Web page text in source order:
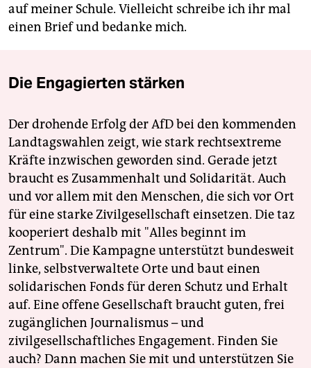
auf meiner Schule. Vielleicht schreibe ich ihr mal
einen Brief und bedanke mich.
Die Engagierten stärken
Der drohende Erfolg der AfD bei den kommenden
Landtagswahlen zeigt, wie stark rechtsextreme
Kräfte inzwischen geworden sind. Gerade jetzt
braucht es Zusammenhalt und Solidarität. Auch
und vor allem mit den Menschen, die sich vor Ort
für eine starke Zivilgesellschaft einsetzen. Die taz
kooperiert deshalb mit "Alles beginnt im
Zentrum". Die Kampagne unterstützt bundesweit
linke, selbstverwaltete Orte und baut einen
solidarischen Fonds für deren Schutz und Erhalt
auf. Eine offene Gesellschaft braucht guten, frei
zugänglichen Journalismus – und
zivilgesellschaftliches Engagement. Finden Sie
auch? Dann machen Sie mit und unterstützen Sie